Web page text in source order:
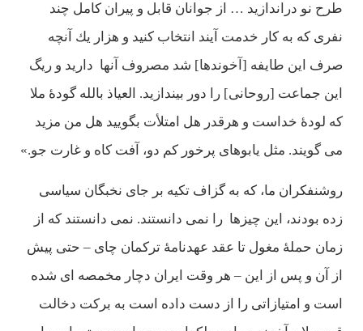
طرح نو دراندازيد … از جوانان قابل و پيران كامل چند
نفری كه به كار خدمت آيند انتخاب كنيد و هزار يك آنچه
صرف اين طايفه [آخوندها] شد مصروف آنها داريد و ريگ
اين جماعت [روحانی] را دور بيندازيد. العياذ بالله گودۀ ملا
كه لودۀ خداست و هرقدر هل امتلأت بگوييد هل من مزيد
می گويند. مثل يابوهای پرخور كم دو، آفت كاه و غارت جو.»
روشنفكران ما، كه به گزاف تكيه بر جای نخبگان سياسی
زده بودند، اين چيزها را نمی دانستند. نمی دانستند كه از
زمان حملۀ مغول تا عقد عهدنامۀ تركمان چای – حتی پيش
از آن و پس از اين – هر وقت ايران دچار مخمصه ای شده
است و امتيازاتی را از دست داده است به بركت دخالت